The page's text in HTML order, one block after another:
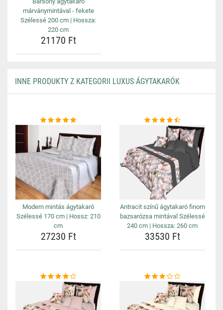
márványmintával - fekete
Szélessé 200 cm | Hossza:
220 cm
21170 Ft
INNE PRODUKTY Z KATEGORII LUXUS ÁGYTAKARÓK
Modern mintás ágytakaró
Szélessé 170 cm | Hossz: 210
cm
27230 Ft
Antracit színű ágytakaró finom
bazsarózsa mintával Szélessé
240 cm | Hossza: 260 cm
33530 Ft